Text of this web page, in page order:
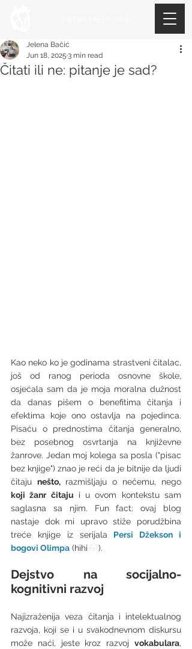
Čitati ili ne: pitanje je sad?
Jelena Bačić
Jun 18, 2025 3 min read
Kao neko ko je godinama strastveni čitalac,
još od ranog perioda osnovne škole,
osjećala sam da je moja moralna dužnost
da danas pišem o benefitima čitanja i
efektima koje ono ostavlja na pojedinca.
Pisaću o prednostima čitanja generalno,
bez posebnog osvrtanja na književne
žanrove. Jedan moj kolega sa posla ("pisac
bez knjige") znao je reći da je bitnije da ljudi
čitaju nešto,
koji žanr čitaju i u ovom kontekstu sam
saglasna sa njim. Fun fact: ovaj blog
nastaje dok mi upravo stiže porudžbina
treće knjige iz serijala Persi Džekson i
bogovi Olimpa (hihi ).
Dejstvo na socijalno-
kognitivni razvoj
Najizraženija veza čitanja i intelektualnog
razvoja, koji se i u svakodnevnom diskursu
može naći, jeste kroz razvoj vokabulara,